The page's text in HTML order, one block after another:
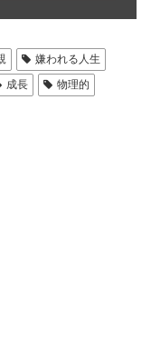
嫌われる人生
成長
物理的